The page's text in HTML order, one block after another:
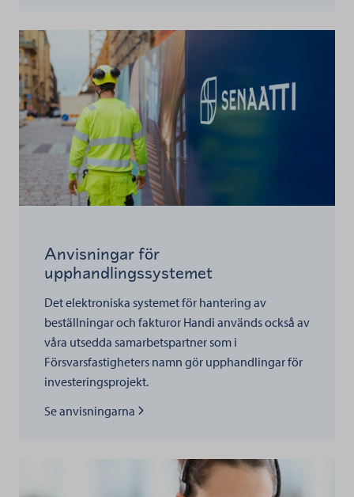
Anvisningar för
upphandlingssystemet
Det elektroniska systemet för hantering av
beställningar och fakturor Handi används också av
våra utsedda samarbetspartner som i
Försvarsfastigheters namn gör upphandlingar för
investeringsprojekt.
Lue lisää kohteesta
Se anvisningarna